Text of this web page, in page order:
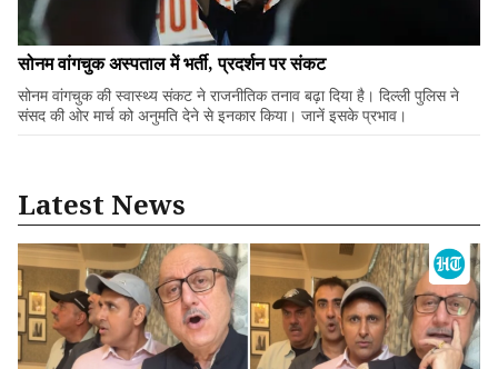
सोनम वांगचुक अस्पताल में भर्ती, प्रदर्शन पर संकट
सोनम वांगचुक की स्वास्थ्य संकट ने राजनीतिक तनाव बढ़ा दिया है। दिल्ली पुलिस ने
संसद की ओर मार्च को अनुमति देने से इनकार किया। जानें इसके प्रभाव।
Latest News